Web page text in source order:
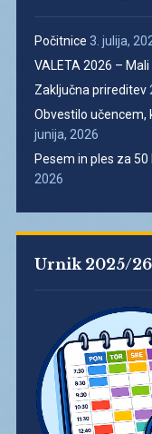
Počitnice 3. julija,
VALETA 2026 –
Zaključna prireditev
Obvestilo učencem,
junija, 2026
Pesem in ples za
2026
Urnik 2025/26